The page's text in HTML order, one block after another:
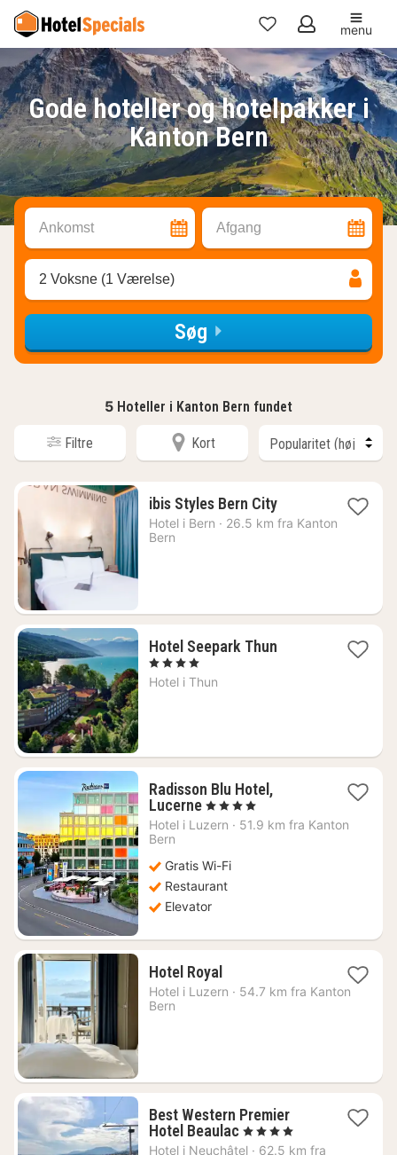
Mine
favoritter
menu
Gode hoteller og hotelpakker i
Kanton Bern
Ankomst Afgang
2 Voksne (1 Værelse)
Søg
5 Hoteller i Kanton Bern fundet
Filtre Kort
ibis Styles Bern City1
nat
Hotel i Bern · 26.5 km fra Kanton
Bern
Hotel Seepark Thun1
, 4 Stjerner
Hotel i Thun
Radisson Blu Hotel,
Lucerne1
nat
kr.
, 4 Stjerner
Hotel i Luzern · 51.9 km fra Kanton
Bern
Gratis Wi-Fi
Restaurant
Elevator
Hotel Royal1
nat
Hotel i Luzern · 54.7 km fra Kanton
Bern
Best Western Premier
Hotel Beaulac1
nat
, 4 Stjerner
Hotel i Neuchâtel · 62.5 km fra